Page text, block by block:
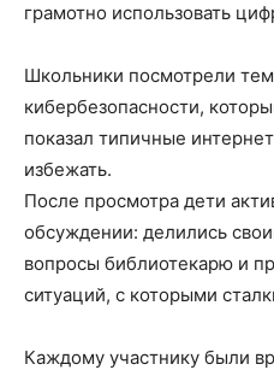
грамотно использовать
Школьники посмотрели
кибербезопасности,
показал типичные
избежать.
После просмотра дети
обсуждении: делились
вопросы библиотекарю и
ситуаций, с которыми
Каждому участнику были